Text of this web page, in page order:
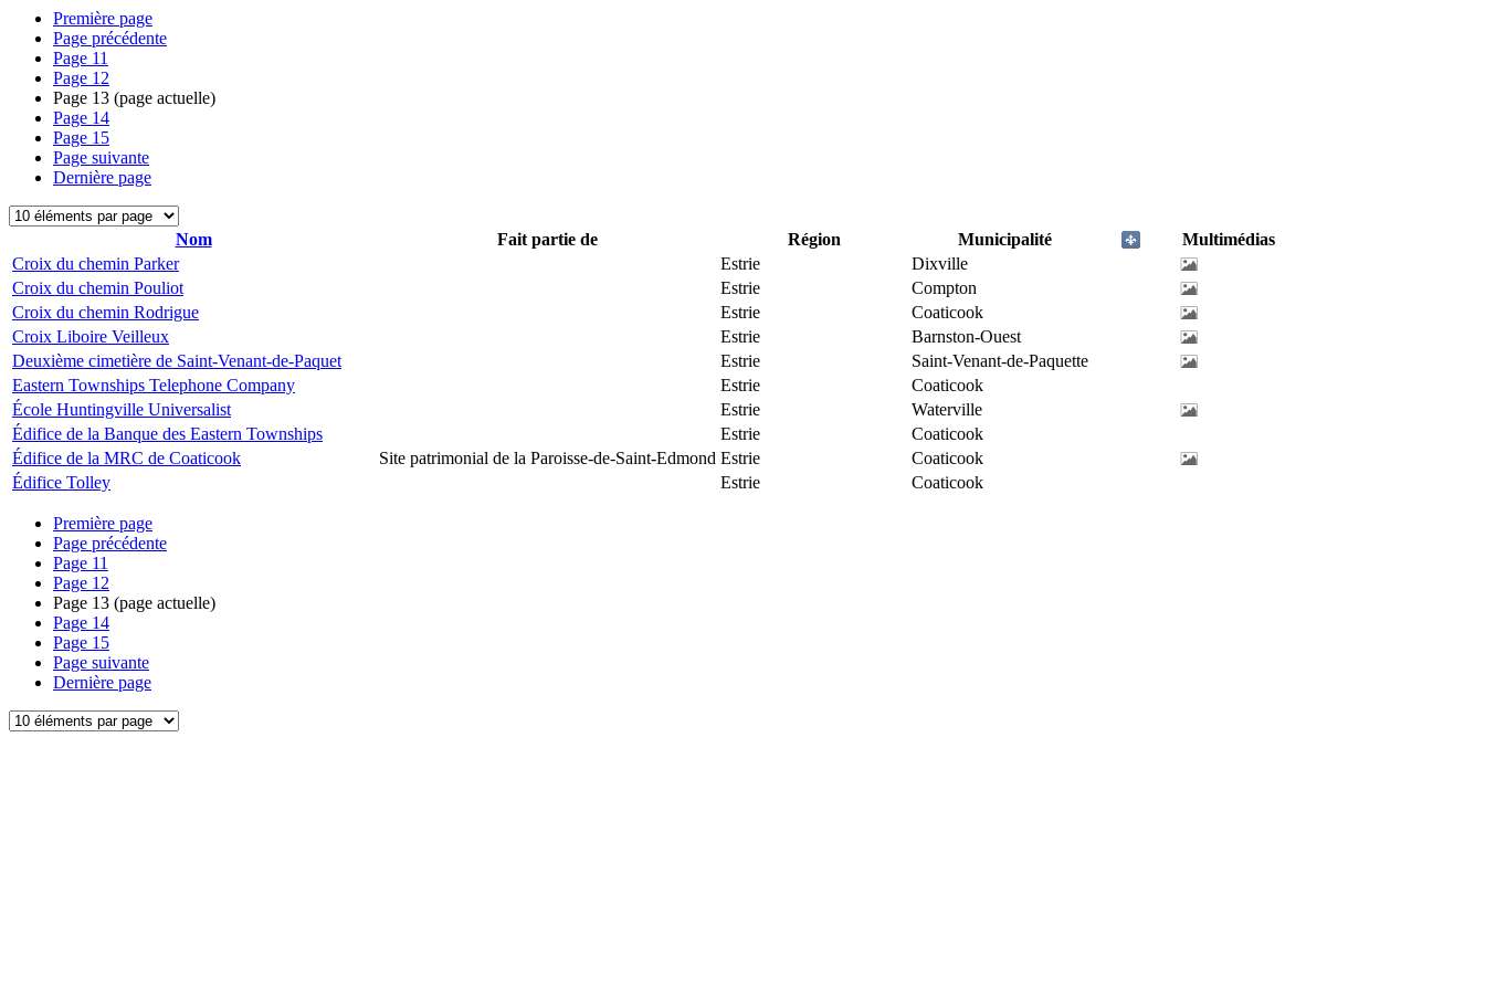
Première page
Page précédente
Page 11
Page 12
Page 13 (page actuelle)
Page 14
Page 15
Page suivante
Dernière page
Nom Fait partie de Région Municipalité
Multimédias
Croix du chemin Parker
Estrie
Dixville
Croix du chemin Pouliot
Estrie
Compton
Croix du chemin Rodrigue
Estrie
Coaticook
Croix Liboire Veilleux
Estrie
Barnston-Ouest
Deuxième cimetière de Saint-Venant-de-Paquet
Estrie
Saint-Venant-de-Paquette
Eastern Townships Telephone Company
Estrie
Coaticook
École Huntingville Universalist
Estrie
Waterville
Édifice de la Banque des Eastern Townships
Estrie
Coaticook
Édifice de la MRC de Coaticook
Site patrimonial de la Paroisse-de-Saint-Edmond Estrie
Coaticook
Édifice Tolley
Estrie Coaticook
Première page
Page précédente
Page 11
Page 12
Page 13 (page actuelle)
Page 14
Page 15
Page suivante
Dernière page